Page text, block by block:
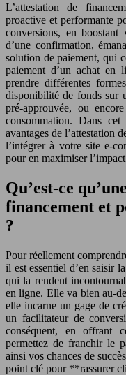
L’attestation de
proactive et performante
conversions, en
d’une confirmation,
solution de paiement, qui
paiement d’un achat en
prendre différentes
disponibilité de fonds sur
pré-approuvée, ou
consommation. Dans
avantages de l’attestation
l’intégrer à votre site e-
pour en maximiser
Qu’est-ce
financement et
?
Pour réellement
il est essentiel d’en saisir
qui la rendent
en ligne. Elle va bien au-
elle incarne un gage de
un facilitateur de
conséquent, en offrant
permettez de franchir le
ainsi vos chances de
point clé pour **rassurer